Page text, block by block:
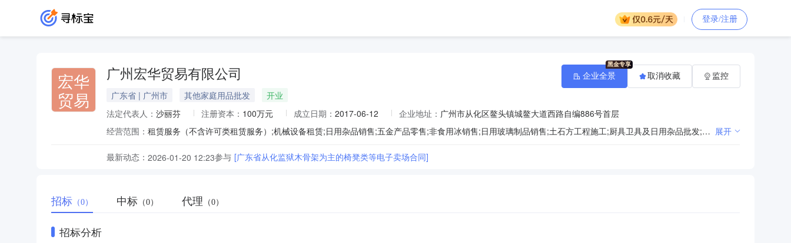
登录/注册
宏华
贸易
广州宏华贸易有限公司
广东省 | 广州市 其他家庭用品批发
开业
法定代表人： 沙丽芬 注册资本： 100万元 成立日期： 2017-06-12 企业地址： 广州市从化区鳌头镇城鳌大道西路自编886号首层
经营范围：
租赁服务（不含许可类租赁服务）;机械设备租赁;日用杂品销售;五金产品零售;非食用冰销售;日用玻璃制品销售;土石方工程施工;厨具卫具及日用杂品批发;未经加工的坚果、干果销售;农副产品销售;劳务服务（不含劳务派遣）;住宅水电安装维护服务;园林绿化工程施工;金属门窗工程施工;电动自行车销售;木材销售;礼品花卉销售;紧固件销售;轴承销售;轴承、齿轮和传动部件销售;有色金属合金销售;金属链条及其他金属制品销售;冶金专用设备销售;电子元器件与机电组件设备销售;照相器材及望远镜批发;照相机及器材销售;卫生洁具销售;个人卫生用品销售;音响设备销售;电线、电缆经营;电子产品销售;电子元器件零售;眼镜销售（不含隐形眼镜）;阀门和旋塞销售;工艺美术品及礼仪用品销售（象牙及其制品除外）;纸制品销售;服装辅料销售;橡胶制品销售;塑料制品销售;金属包装容器及材料销售;包装材料及制品销售;化妆品批发;食品用洗涤剂销售;针纺织品销售;产业用纺织制成品销售;针纺织品及原料销售;隔热和隔音材料销售;保温材料销售;建筑防水卷材产品销售;化工产品销售（不含许可类化工产品）;水泥制品销售;非金属矿及制品销售;皮革制品销售;皮革销售;计算机软硬件及辅助设备批发;鞋帽批发;服装服饰批发;建筑材料销售;机械零件、零部件销售;机械设备销售;农林牧渔机械配件销售;互联网销售（除销售需要许可的商品）;体育用品及器材批发;家具安装和维修服务;家具零配件销售;家具销售;通讯设备销售;消防器材销售;五金产品批发;金属制品销售;日用家电零售;高品质特种钢铁材料销售;建筑用钢筋产品销售;缝制机械销售;涂料销售（不含危险化学品）;日用百货销售;建筑装饰材料销售;办公设备销售;电工器材销售;玩具、动漫及游艺用品销售;日用品销售;劳动保护用品销售;体育用品及器材零售;文具用品零售;办公用品销售;户外用品销售;家居用品销售;文具用品批发;办公设备耗材销售;洗涤机械销售;消防设施工程施工;建筑智能化工程施工;房屋建筑和市政基础设施项目工程总承包;住宅室内装饰装修; 展开
最新动态： 2026-01-20 12:23参与 [广东省从化监狱木骨架为主的椅凳类等电子卖场合同]
企业全景 取消收藏 监控
招标 （0） 中标 （0） 代理 （0）
招标分析